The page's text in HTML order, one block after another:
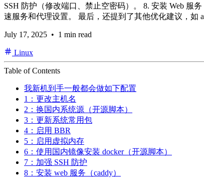
SSH 防护（修改端口、禁止空密码）。 8. 安装 Web 服
速服务和代理设置。 最后，还提到了其他优化建议，如
July 17, 2025 • 1 min read
Linux
Table of Contents
我新机到手一般都会做如下配置
1：更改主机名
2：换国内系统源（开源脚本）
3：更新系统常用包
4：启用 BBR
5：启用虚拟内存
6：使用国内镜像安装 docker（开源脚本）
7：加强 SSH 防护
8：安装 web 服务（caddy）